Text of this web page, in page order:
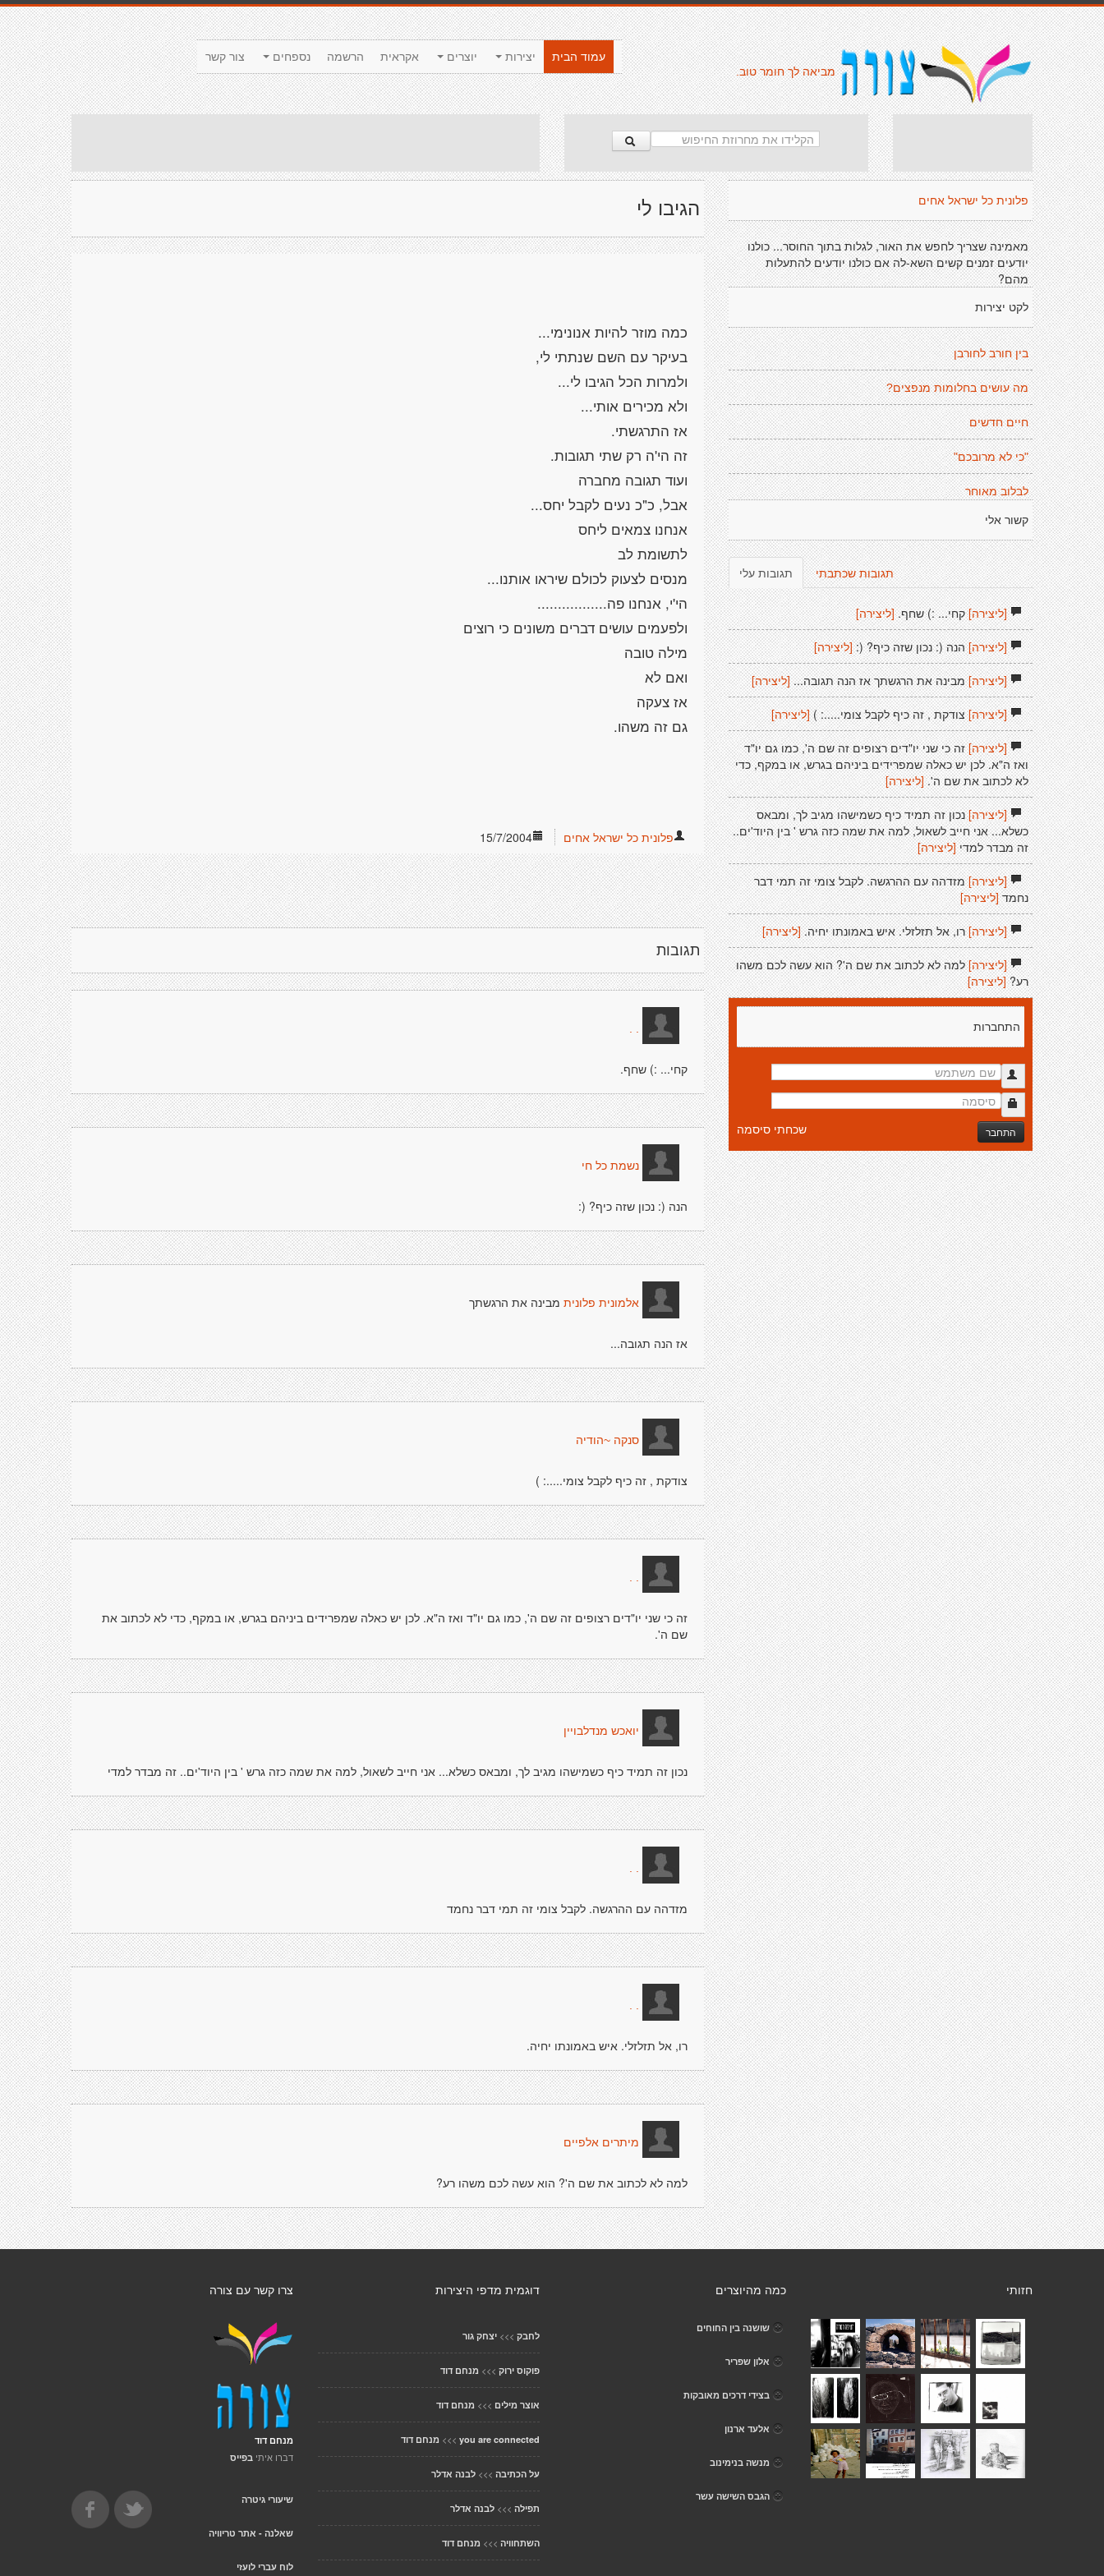
צור קשר נספחים הרשמה אקראית יוצרים יצירות
עמוד הבית
מביאה לך חומר טוב.
הגיבו לי
15/7/2004 פלונית כל ישראל אחים
תגובות
קחי... :) שחף.
נשמת כל חי
הנה (: נכון שזה כיף? (:
אלמונית פלונית מבינה את הרגשתך
אז הנה תגובה...
סנקה ~הודיה
צודקת , זה כיף לקבל צומי.....: )
זה כי שני יו"דים רצופים זה שם ה', כמו גם יו"ד ואז ה"א. לכן יש כאלה שמפרידים ביניהם בגרש, או במקף, כדי לא לכתוב את
שם ה'.
יואכש מנדלבויין
נכון זה תמיד כיף כשמישהו מגיב לך, ומבאס כשלא... אני חייב לשאול, למה את שמה כזה גרש ' בין היוד'ים.. זה מבדר למדי
מזדהה עם ההרגשה. לקבל צומי זה תמי דבר נחמד
רו, אל תזלזלי. איש באמונתו יחיה.
מיתרים אלפיים
למה לא לכתוב את שם ה'? הוא עשה לכם משהו רע?
פלונית כל ישראל אחים
מאמינה שצריך לחפש את האור, לגלות בתוך החוסר... כולנו
יודעים זמנים קשים השא-לה אם כולנו יודעים להתעלות
מהם?
לקט יצירות
בין חורב לחורבן
מה עושים בחלומות מנפצים?
חיים חדשים
"כי לא מרובכם"
לבלוב מאוחר
קשור אלי
תגובות עלי תגובות שכתבתי
[ליצירה]קחי... :) שחף. [ליצירה]
[ליצירה]הנה (: נכון שזה כיף? (: [ליצירה]
[ליצירה]מבינה את הרגשתך אז הנה תגובה...[ליצירה]
[ליצירה]צודקת , זה כיף לקבל צומי.....: )[ליצירה]
[ליצירה]זה כי שני יו"דים רצופים זה שם ה', כמו גם יו"ד
ואז ה"א. לכן יש כאלה שמפרידים ביניהם בגרש, או במקף, כדי
לא לכתוב את שם ה'. [ליצירה]
[ליצירה]נכון זה תמיד כיף כשמישהו מגיב לך, ומבאס
כשלא... אני חייב לשאול, למה את שמה כזה גרש ' בין היוד'ים..
זה מבדר למדי [ליצירה]
[ליצירה]מזדהה עם ההרגשה. לקבל צומי זה תמי דבר
נחמד [ליצירה]
[ליצירה]רו, אל תזלזלי. איש באמונתו יחיה. [ליצירה]
[ליצירה]למה לא לכתוב את שם ה'? הוא עשה לכם משהו
רע?[ליצירה]
התחברות
התחבר שכחתי סיסמה
צרו קשר עם צורה
מנחם דוד
דברו איתי בפייס
שיעורי גיטרה
שאלנה - אתר טריוויה
לוח עברי לועזי
דוגמית מדפי היצירות
לחבק >>> יצחק גור
פוקוס ירוק >>> מנחם דוד
אוצר מילים >>> מנחם דוד
you are connected
>>> מנחם דוד
על הכתיבה >>> לבנה אדלר
תפילה >>> לבנה אדלר
השתחוויה >>> מנחם דוד
כמה מהיוצרים
שושנה בין החוחים
אלון שפריר
בצידי דרכים מאובקות
אלעד ארנון
מנשה בנימינוב
הגבס השישה עשר
חזותי